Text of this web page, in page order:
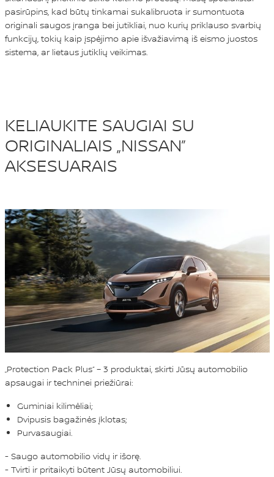
pasirūpins, kad būtų tinkamai sukalibruota ir sumontuota
originali saugos įranga bei jutikliai, nuo kurių priklauso svarbių
funkcijų, tokių kaip įspėjimo apie išvažiavimą iš eismo juostos
sistema, ar lietaus jutiklių veikimas.
KELIAUKITE SAUGIAI SU
ORIGINALIAIS „NISSAN”
AKSESUARAIS
„Protection Pack Plus“ – 3 produktai, skirti Jūsų automobilio
apsaugai ir techninei priežiūrai:
Guminiai kilimėliai;
Dvipusis bagažinės įklotas;
Purvasaugiai.
- Saugo automobilio vidų ir išorę.
- Tvirti ir pritaikyti būtent Jūsų automobiliui.